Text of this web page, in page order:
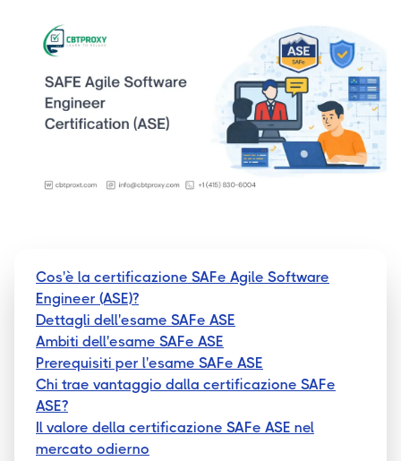
Cos'è la certificazione SAFe Agile Software
Engineer (ASE)?
Dettagli dell'esame SAFe ASE
Ambiti dell'esame SAFe ASE
Prerequisiti per l'esame SAFe ASE
Chi trae vantaggio dalla certificazione SAFe
ASE?
Il valore della certificazione SAFe ASE nel
mercato odierno